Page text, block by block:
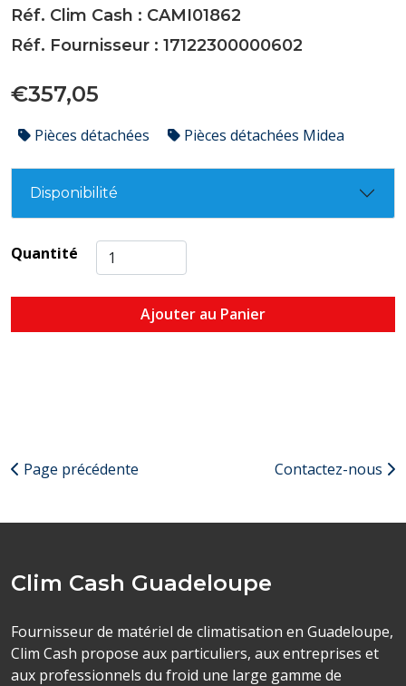
Réf. Clim Cash : CAMI01862
Réf. Fournisseur : 17122300000602
€357,05
Pièces détachées Pièces détachées Midea
Disponibilité
Quantité
Ajouter au Panier
Page précédente Contactez-nous
Clim Cash Guadeloupe
Fournisseur de matériel de climatisation en Guadeloupe,
Clim Cash propose aux particuliers, aux entreprises et
aux professionnels du froid une large gamme de